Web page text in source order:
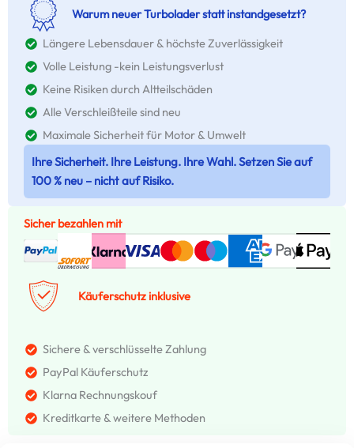
Warum neuer Turbolader statt instandgesetzt?
Längere Lebensdauer & höchste Zuverlässigkeit
Volle Leistung -kein Leistungsverlust
Keine Risiken durch Altteilschäden
Alle Verschleißteile sind neu
Maximale Sicherheit für Motor & Umwelt
Ihre Sicherheit. Ihre Leistung. Ihre Wahl. Setzen Sie auf
100 % neu – nicht auf Risiko.
Sicher bezahlen mit
Käuferschutz inklusive
Sichere & verschlüsselte Zahlung
PayPal Käuferschutz
Klarna Rechnungskouf
Kreditkarte & weitere Methoden